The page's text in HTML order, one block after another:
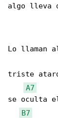
algo lleva
Lo llaman
triste
A7
se oculta
B7